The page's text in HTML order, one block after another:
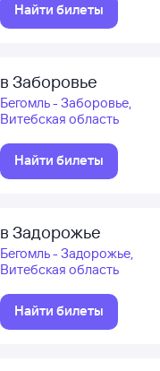
Найти билеты
в Заборовье
Бегомль - Заборовье,
Витебская область
Найти билеты
в Задорожье
Бегомль - Задорожье,
Витебская область
Найти билеты